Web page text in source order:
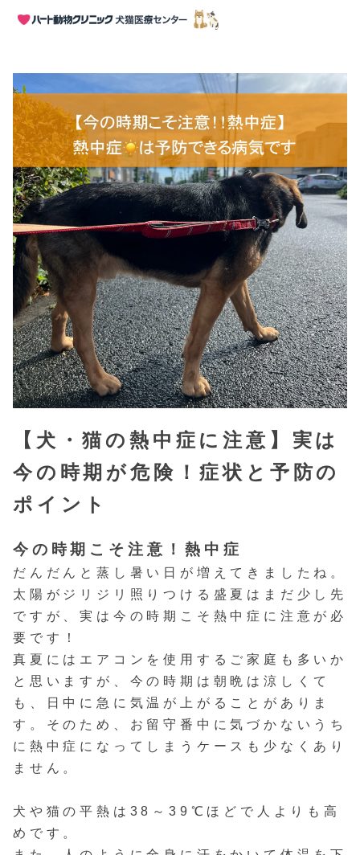
HOME>動物お役立ち情報>
【犬・猫の熱中症に注意】実は
今の時期が危険！症状と予防の
ポイント
今の時期こそ注意！熱中症
だんだんと蒸し暑い日が増えてきましたね。
太陽がジリジリ照りつける盛夏はまだ少し先
ですが、実は今の時期こそ熱中症に注意が必
要です！
真夏にはエアコンを使用するご家庭も多いか
と思いますが、今の時期は朝晩は涼しくて
も、日中に急に気温が上がることがありま
す。そのため、お留守番中に気づかないうち
に熱中症になってしまうケースも少なくあり
ません。
犬や猫の平熱は38～39℃ほどで人よりも高
めです。